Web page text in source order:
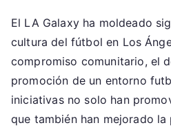
El LA Galaxy ha moldeado
cultura del fútbol en Los
compromiso comunitario, el
promoción de un entorno
iniciativas no solo han
que también han mejorado